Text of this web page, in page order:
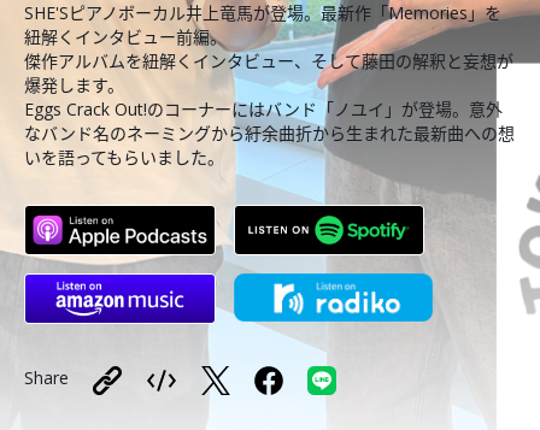
SHE'Sピアノボーカル井上竜馬が登場。最新作「Memories」を
紐解くインタビュー前編。
傑作アルバムを紐解くインタビュー、そして藤田の解釈と妄想が
爆発します。
Eggs Crack Out!のコーナーにはバンド「ノユイ」が登場。意外
なバンド名のネーミングから紆余曲折から生まれた最新曲への想
いを語ってもらいました。
Share